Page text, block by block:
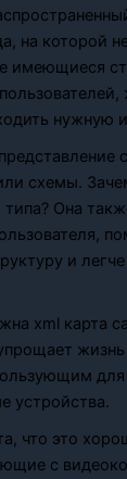
на которой
имеющиеся
нужную
схемы.
типа? Она
и
xml карта
жизнь
для
устройства.
что это
с